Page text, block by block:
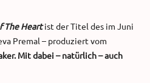
The Heartist der Titel des im Juni
Premal – produziert vom
Mit dabei – natürlich – auch